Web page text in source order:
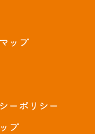
ップ
ーポリシー
プ